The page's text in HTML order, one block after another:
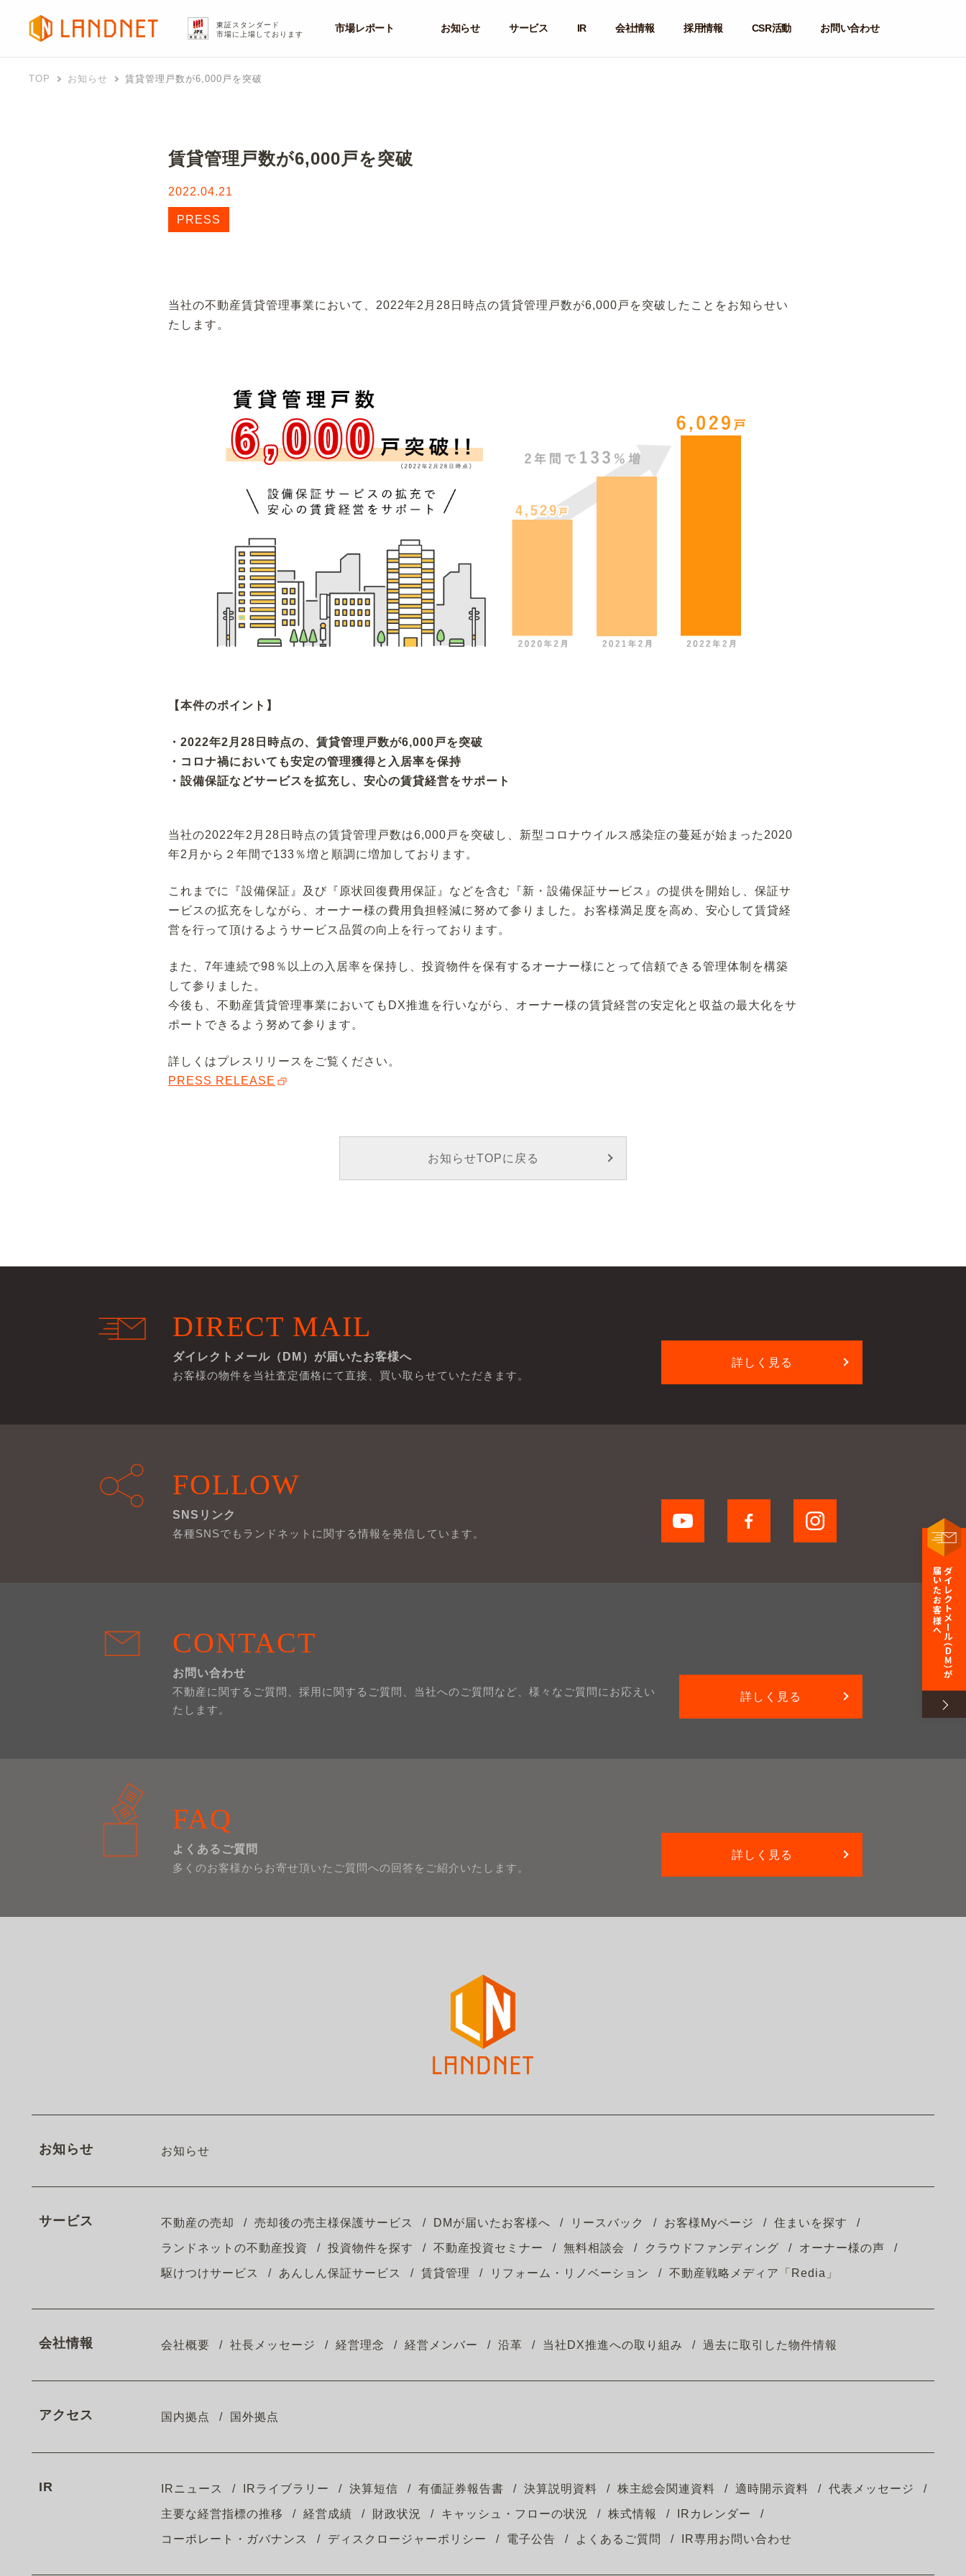
東証スタンダード
市場に上場しております
市場レポート お知らせ サービス IR 会社情報 採用情報 CSR活動 お問い合わせ
TOP お知らせ 賃貸管理戸数が6,000戸を突破
賃貸管理戸数が6,000戸を突破
2022.04.21
PRESS
当社の不動産賃貸管理事業において、2022年2月28日時点の賃貸管理戸数が6,000戸を突破したことをお知らせい
たします。
【本件のポイント】
・2022年2月28日時点の、賃貸管理戸数が6,000戸を突破
・コロナ禍においても安定の管理獲得と入居率を保持
・設備保証などサービスを拡充し、安心の賃貸経営をサポート
当社の2022年2月28日時点の賃貸管理戸数は6,000戸を突破し、新型コロナウイルス感染症の蔓延が始まった2020
年2月から２年間で133％増と順調に増加しております。
これまでに『設備保証』及び『原状回復費用保証』などを含む『新・設備保証サービス』の提供を開始し、保証サ
ービスの拡充をしながら、オーナー様の費用負担軽減に努めて参りました。お客様満足度を高め、安心して賃貸経
営を行って頂けるようサービス品質の向上を行っております。
また、7年連続で98％以上の入居率を保持し、投資物件を保有するオーナー様にとって信頼できる管理体制を構築
して参りました。
今後も、不動産賃貸管理事業においてもDX推進を行いながら、オーナー様の賃貸経営の安定化と収益の最大化をサ
ポートできるよう努めて参ります。
詳しくはプレスリリースをご覧ください。
PRESS RELEASE
お知らせTOPに戻る
DIRECT MAIL
ダイレクトメール（DM）が届いたお客様へ
お客様の物件を当社査定価格にて直接、買い取らせていただきます。
詳しく見る
FOLLOW
SNSリンク
各種SNSでもランドネットに関する情報を発信しています。
CONTACT
お問い合わせ
不動産に関するご質問、採用に関するご質問、当社へのご質問など、様々なご質問にお応えい
たします。
詳しく見る
FAQ
よくあるご質問
多くのお客様からお寄せ頂いたご質問への回答をご紹介いたします。
詳しく見る
お知らせ お知らせ
サービス 不動産の売却 売却後の売主様保護サービス DMが届いたお客様へ リースバック お客様Myページ 住まいを探す
ランドネットの不動産投資 投資物件を探す 不動産投資セミナー 無料相談会 クラウドファンディング オーナー様の声
駆けつけサービス あんしん保証サービス 賃貸管理 リフォーム・リノベーション 不動産戦略メディア「Redia」
会社情報 会社概要 社長メッセージ 経営理念 経営メンバー 沿革 当社DX推進への取り組み 過去に取引した物件情報
アクセス 国内拠点 国外拠点
IR IRニュース IRライブラリー 決算短信 有価証券報告書 決算説明資料 株主総会関連資料 適時開示資料 代表メッセージ
主要な経営指標の推移 経営成績 財政状況 キャッシュ・フローの状況 株式情報 IRカレンダー
コーポレート・ガバナンス ディスクロージャーポリシー 電子公告 よくあるご質問 IR専用お問い合わせ